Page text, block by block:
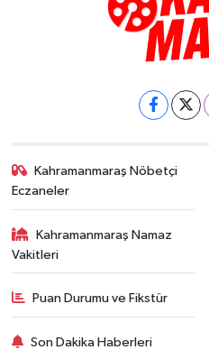
Kahramanmaraş Nöbetçi
Eczaneler
Kahramanmaraş Namaz
Vakitleri
Puan Durumu ve Fikstür
Son Dakika Haberleri